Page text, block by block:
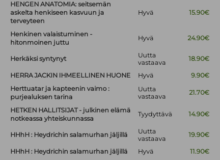
HENGEN ANATOMIA: seitsemän
askelta henkiseen kasvuun ja
terveyteen
Hyvä 15.90€
Henkinen valaistuminen -
hitonmoinen juttu
Hyvä 24.90€
Herkäksi syntynyt
Uutta
vastaava
18.90€
HERRA JACKIN IHMEELLINEN HUONE Hyvä
9.90€
Herttuatar ja kapteenin vaimo :
purjealuksen tarina
Uutta
vastaava
21.70€
HETKEN HALLITSIJAT - julkinen elämä
notkeassa yhteiskunnassa
Tyydyttävä 14.90€
HHhH : Heydrichin salamurhan jäljillä
Uutta
vastaava
19.90€
HHhH : Heydrichin salamurhan jäljillä Hyvä
11.90€